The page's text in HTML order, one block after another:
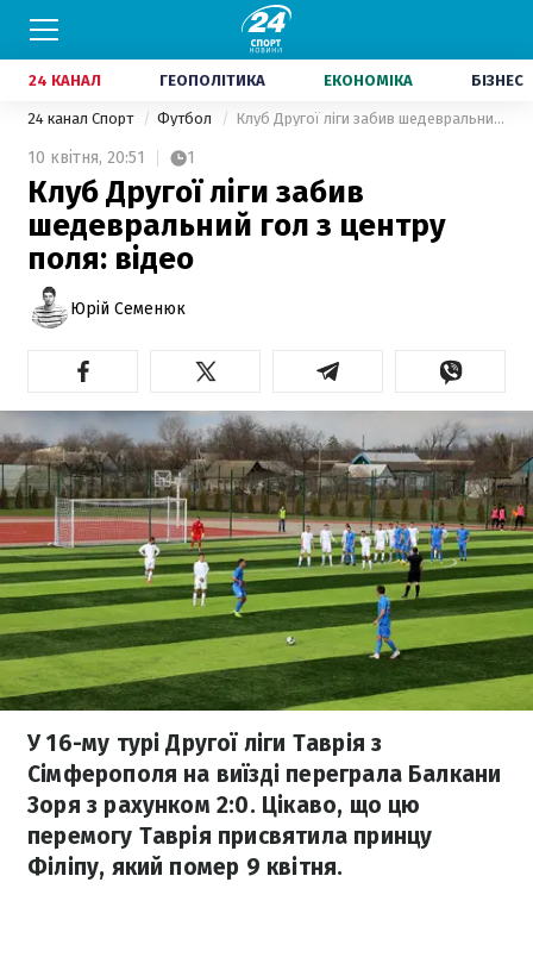
24 КАНАЛ ГЕОПОЛІТИКА ЕКОНОМІКА БІЗНЕС
24 канал Спорт Футбол Клуб Другої ліги забив шедевральний гол з центру поля: відео
10 квітня, 20:51 1
Клуб Другої ліги забив
шедевральний гол з центру
поля: відео
Юрій Семенюк
У 16-му турі Другої ліги Таврія з
Сімферополя на виїзді переграла Балкани
Зоря з рахунком 2:0. Цікаво, що цю
перемогу Таврія присвятила принцу
Філіпу, який помер 9 квітня.